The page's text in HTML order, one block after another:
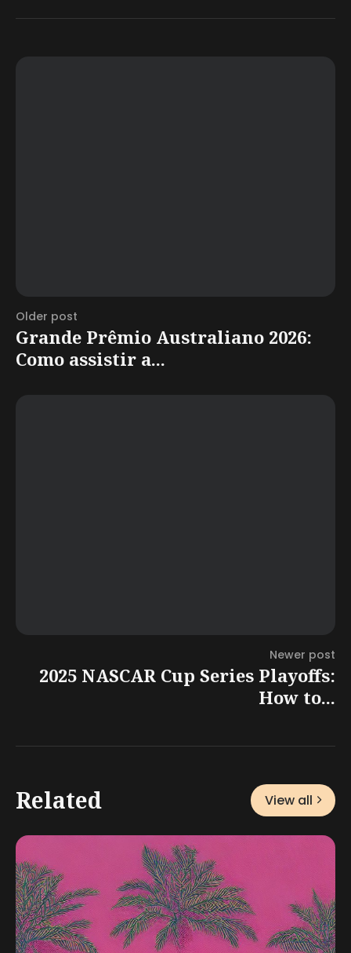
Older post
Grande Prêmio Australiano 2026:
Como assistir a...
Newer post
2025 NASCAR Cup Series Playoffs:
How to...
Related View all